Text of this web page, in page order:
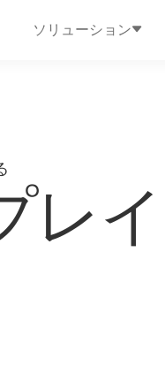
ソリューション
レ